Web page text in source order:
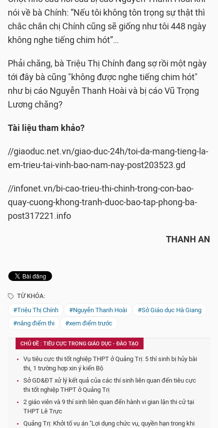
nói về bà Chính: “Nếu tôi không tôn trọng sự thật thì
chắc chắn chị Chính cũng sẽ giống như tôi 448 ngày
không nghe tiếng chim hót”…
Phải chăng, bà Triệu Thị Chính đang sợ rồi một ngày
tới đây bà cũng "không được nghe tiếng chim hót"
như bị cáo Nguyễn Thanh Hoài và bị cáo Vũ Trọng
Lương chăng?
Tài liệu tham khảo?
//giaoduc.net.vn/giao-duc-24h/toi-da-mang-tieng-la-
em-trieu-tai-vinh-bao-nam-nay-post203523.gd
//infonet.vn/bi-cao-trieu-thi-chinh-trong-con-bao-
quay-cuong-khong-tranh-duoc-bao-tap-phong-ba-
post317221.info
THANH AN
TỪ KHÓA:
#Triệu Thị Chính
#Nguyễn Thanh Hoài
#Sở Giáo dục Hà Giang
#nâng điểm thi
#xem điểm trước
CHỦ ĐỀ : TIÊU CỰC TRONG GIÁO DỤC - ĐÀO TẠO
Vụ tiêu cực thi tốt nghiệp THPT ở Quảng Trị: 5 thí sinh bị hủy bài
thi, 1 trường hợp xin ý kiến Bộ
Sở GD&ĐT xử lý kết quả của các thí sinh liên quan đến tiêu cực
thi tốt nghiệp THPT ở Quảng Trị
2 giáo viên và 9 thí sinh liên quan đến hành vi gian lận thi cử tại
THPT Lê Trực
Quảng Trị: Khởi tố vụ án "Lợi dụng chức vụ, quyền hạn trong khi